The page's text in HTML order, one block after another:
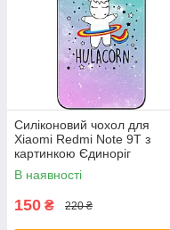
Силіконовий чохол для
Xiaomi Redmi Note 9T з
картинкою Єдиноріг
В наявності
150 ₴ 220 ₴